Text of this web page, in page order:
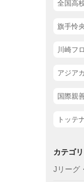
全国高
旗手怜
川崎フ
アジア
国際親
トッテ
カテゴリ
Jリーグ